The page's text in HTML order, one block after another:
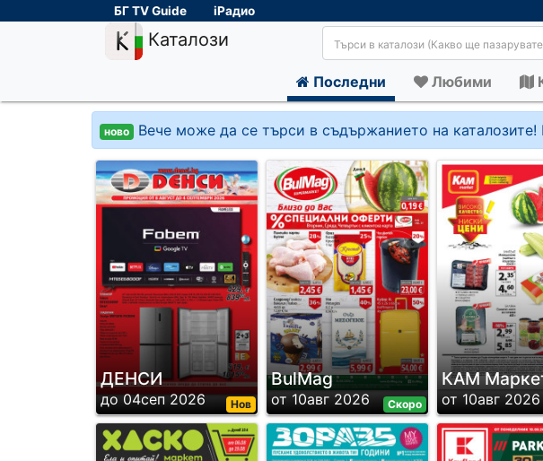
БГ TV Guide iРадио
Каталози
Последни Любими
ново Вече може да се търси в съдържанието на
Нов
ДЕНСИ
до 04сеп 2026 Скоро
BulMag
от 10авг 2026
КАМ
от 10авг 2026